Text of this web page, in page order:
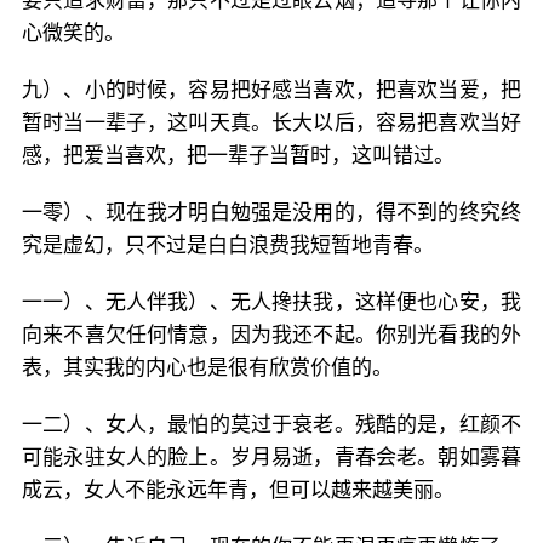
心微笑的。
九）、小的时候，容易把好感当喜欢，把喜欢当爱，把
暂时当一辈子，这叫天真。长大以后，容易把喜欢当好
感，把爱当喜欢，把一辈子当暂时，这叫错过。
一零）、现在我才明白勉强是没用的，得不到的终究终
究是虚幻，只不过是白白浪费我短暂地青春。
一一）、无人伴我）、无人搀扶我，这样便也心安，我
向来不喜欠任何情意，因为我还不起。你别光看我的外
表，其实我的内心也是很有欣赏价值的。
一二）、女人，最怕的莫过于衰老。残酷的是，红颜不
可能永驻女人的脸上。岁月易逝，青春会老。朝如雾暮
成云，女人不能永远年青，但可以越来越美丽。